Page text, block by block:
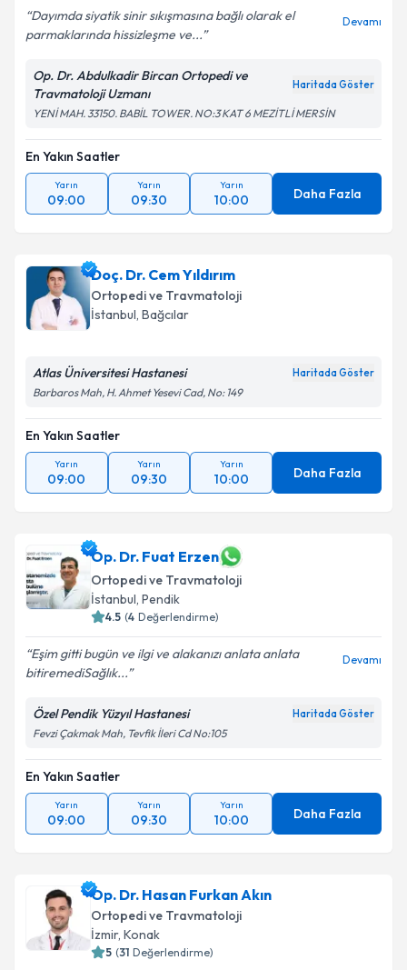
Dayımda siyatik sinir sıkışmasına bağlı olarak el
parmaklarında hissizleşme ve...
Devamı
Op. Dr. Abdulkadir Bircan Ortopedi ve
Travmatoloji Uzmanı
Haritada Göster
YENİ MAH. 33150. BABİL TOWER. NO:3 KAT 6 MEZİTLİ MERSİN
En Yakın Saatler
Yarın
09:00
Yarın
09:30
Yarın
10:00 Daha Fazla
Doç. Dr. Cem Yıldırım
Ortopedi ve Travmatoloji
İstanbul, Bağcılar
Atlas Üniversitesi Hastanesi Haritada Göster
Barbaros Mah, H. Ahmet Yesevi Cad, No: 149
En Yakın Saatler
Yarın
09:00
Yarın
09:30
Yarın
10:00 Daha Fazla
Op. Dr. Fuat Erzen
Ortopedi ve Travmatoloji
İstanbul, Pendik
4.5 (4 Değerlendirme)
Eşim gitti bugün ve ilgi ve alakanızı anlata anlata
bitiremediSağlık...
Devamı
Özel Pendik Yüzyıl Hastanesi Haritada Göster
Fevzi Çakmak Mah, Tevfik İleri Cd No:105
En Yakın Saatler
Yarın
09:00
Yarın
09:30
Yarın
10:00 Daha Fazla
Op. Dr. Hasan Furkan Akın
Ortopedi ve Travmatoloji
İzmir, Konak
5 (31 Değerlendirme)